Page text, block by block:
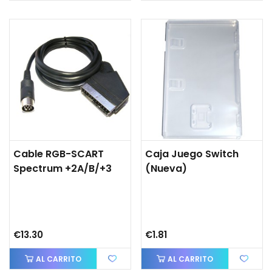
Cable RGB-SCART
Spectrum +2A/B/+3
€13.30
AL CARRITO
Caja Juego Switch
(nueva)
€1.81
AL CARRITO